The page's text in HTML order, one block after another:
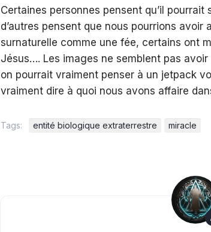
Certaines personnes pensent qu’il pourrait
d’autres pensent que nous pourrions avoir
surnaturelle comme une fée, certains ont
Jésus…. Les images ne semblent pas
on pourrait vraiment penser à un jetpack
vraiment dire à quoi nous avons affaire
Tags: entité biologique extraterrestre miracle